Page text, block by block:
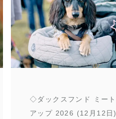
◇ダックスフンド ミート
アップ 2026 (12月12日)